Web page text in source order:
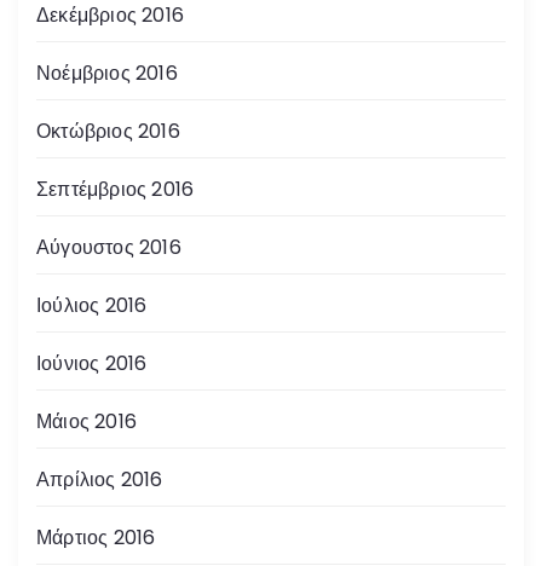
Δεκέμβριος 2016
Νοέμβριος 2016
Οκτώβριος 2016
Σεπτέμβριος 2016
Αύγουστος 2016
Ιούλιος 2016
Ιούνιος 2016
Μάιος 2016
Απρίλιος 2016
Μάρτιος 2016